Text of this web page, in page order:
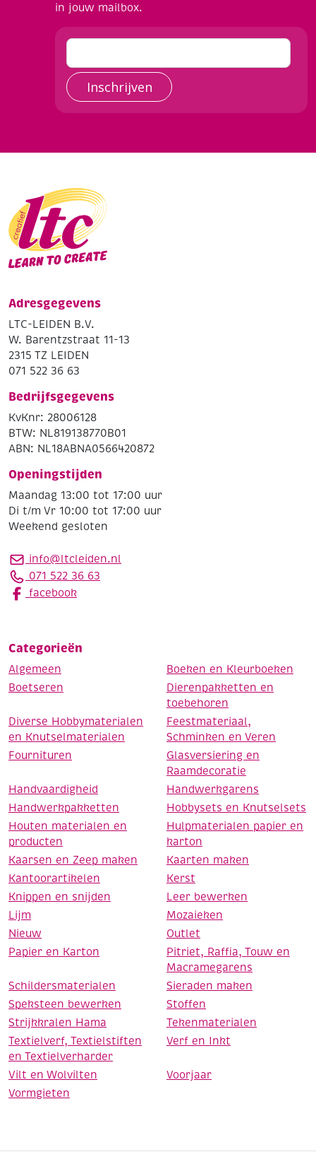
in jouw mailbox.
Inschrijven
Adresgegevens
LTC-LEIDEN B.V.
W. Barentzstraat 11-13
2315 TZ LEIDEN
071 522 36 63
Bedrijfsgegevens
KvKnr: 28006128
BTW: NL819138770B01
ABN: NL18ABNA0566420872
Openingstijden
Maandag 13:00 tot 17:00 uur
Di t/m Vr 10:00 tot 17:00 uur
Weekend gesloten
info@ltcleiden.nl
071 522 36 63
facebook
Categorieën
Algemeen
Boeken en Kleurboeken
Boetseren
Dierenpakketten en
toebehoren
Diverse Hobbymaterialen
en Knutselmaterialen
Feestmateriaal,
Schminken en Veren
Fournituren
Glasversiering en
Raamdecoratie
Handvaardigheid
Handwerkgarens
Handwerkpakketten
Hobbysets en Knutselsets
Houten materialen en
producten
Hulpmaterialen papier en
karton
Kaarsen en Zeep maken
Kaarten maken
Kantoorartikelen
Kerst
Knippen en snijden
Leer bewerken
Lijm
Mozaieken
Nieuw
Outlet
Papier en Karton
Pitriet, Raffia, Touw en
Macramegarens
Schildersmaterialen
Sieraden maken
Speksteen bewerken
Stoffen
Strijkkralen Hama
Tekenmaterialen
Textielverf, Textielstiften
en Textielverharder
Verf en Inkt
Vilt en Wolvilten
Voorjaar
Vormgieten